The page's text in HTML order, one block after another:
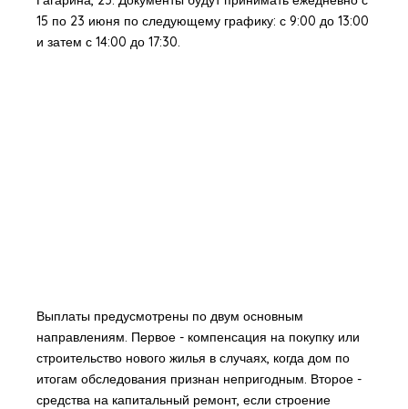
15 по 23 июня по следующему графику: с 9:00 до 13:00
и затем с 14:00 до 17:30.
Выплаты предусмотрены по двум основным
направлениям. Первое - компенсация на покупку или
строительство нового жилья в случаях, когда дом по
итогам обследования признан непригодным. Второе -
средства на капитальный ремонт, если строение